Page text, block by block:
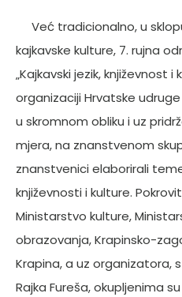
Već tradicionalno, u
kajkavske kulture, 7. rujna
„Kajkavski jezik, književnost
organizaciji Hrvatske
u skromnom obliku i uz
mjera, na znanstvenom
znanstvenici elaborirali
književnosti i kulture.
Ministarstvo kulture,
obrazovanja, Krapinsko-
Krapina, a uz organizatora,
Rajka Fureša, okupljenima